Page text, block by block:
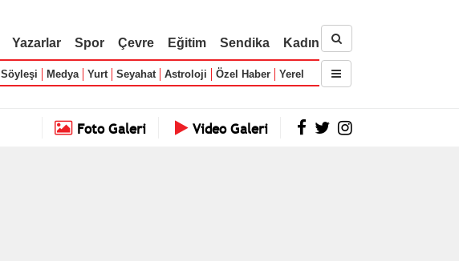
Yazarlar Spor Çevre Eğitim Sendika Kadın
Söyleşi Medya Yurt Seyahat Astroloji Özel Haber Yerel
Foto Galeri Video Galeri